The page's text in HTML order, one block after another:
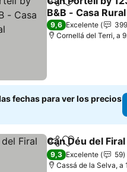
Compartir
Añadir a
B&B - Casa Rural
9,6 Excelente
Cornellá del Terri, a
fechas para ver los precios
CompartirAñadir a
Can Déu del Firal
9,3 Excelente
59
Cassá de la Selva, a